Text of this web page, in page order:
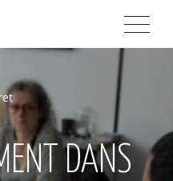
DANS